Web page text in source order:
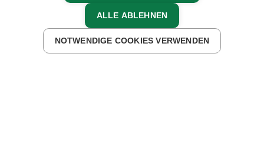
JETZT ANFRAGEN
ALLE ABLEHNEN
NOTWENDIGE COOKIES VERWENDEN